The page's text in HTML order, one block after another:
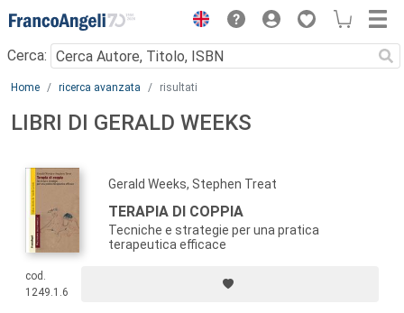
Menu
Cerca:
Main content
Home ricerca avanzata risultati
LIBRI DI GERALD WEEKS
Gerald Weeks, Stephen Treat
TERAPIA DI COPPIA
Tecniche e strategie per una pratica
terapeutica efficace
cod.
1249.1.6